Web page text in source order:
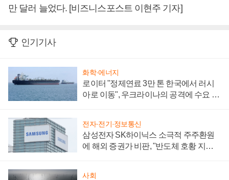
만 달러 늘었다. [비즈니스포스트 이현주 기자]
인기기사
화학·에너지
로이터 "정제연료 3만 톤 한국에서 러시
아로 이동", 우크라이나의 공격에 수요 늘
전자·전기·정보통신
삼성전자 SK하이닉스 소극적 주주환원
에 해외 증권가 비판, "반도체 호황 지속
사회